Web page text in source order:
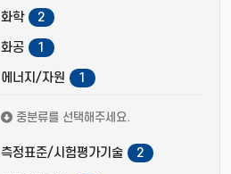
화학
2
화공
1
에너지/자원
1
중분류를 선택해주세요.
측정표준/시험평가기술
2